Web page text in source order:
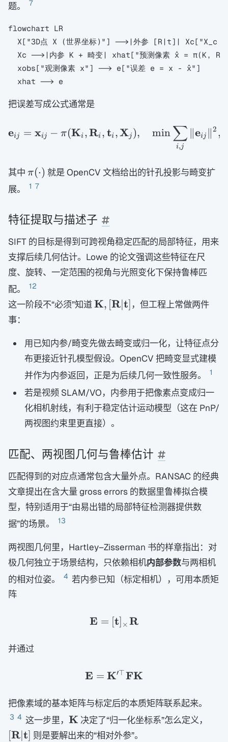
题。
7
flowchart LR
X["3D点 X (世界坐标)"] -->|外参 [R|t]| Xc["X_c (
Xc -->|内参 K + 畸变| xhat["预测像素 x̂ = π(K,
  xobs["观测像素 x"] --> e["误差 e = x - x̂"]
把误差写成公式通常是
\mathbf
eij = xij − π(Ki ,Ri , ti ,Xj ), min
i,j
∑ ∥eij ∥2 ,
其中 \pi(\cdot)
π(⋅) 就是 OpenCV 文档给出的针孔投影与畸变扩
展。
1 7
特征提取与描述子
SIFT 的目标是得到可跨视角稳定匹配的局部特征，用来
支撑后续几何估计。Lowe 的论文强调这些特征在尺
度、旋转、一定范围的视角与光照变化下保持鲁棒匹
配。
12
这一阶段不“必须”知道\mathbf
R|\mathbf
t]
K, [R∣t] ，但工程上常做两件
事：
用已知内参/畸变先做去畸变或归一化，让特征点分
布更接近针孔模型假设。OpenCV 把畸变显式建模
并作为内参返回，正是为后续几何一致性服务。
1
若是视频 SLAM/VO，内参用于把像素点变成归一
化相机射线，有利于稳定估计运动模型（这在 PnP/
两视图约束里更直接）。
匹配、两视图几何与鲁棒估计
匹配得到的对应点通常包含大量外点。RANSAC 的经典
文章提出在含大量 gross errors 的数据里鲁棒拟合模
型，特别适用于“由易出错的局部特征检测器提供数
据”的场景。
13
两视图几何里，Hartley–Zisserman 书的样章指出：对
极几何独立于场景结构，只依赖相机内部参数与两相机
的相对位姿。
4 若内参已知（标定相机），可用本质矩
阵
\mathbf E=[\mathbf
E = [t × R
并通过
\mathbf E=\mathbf
E = K′⊤FK
把像素域的基本矩阵与标定后的本质矩阵联系起来。
3 4 这一步里， \mathbf
K
K 决定了“归一化坐标系”怎么定义，
[R∣t] 则是要解出来的“相对外参”。